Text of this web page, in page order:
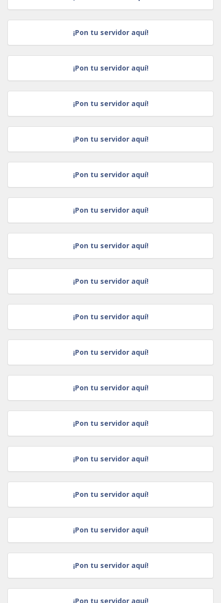
¡Pon tu servidor aquí!
¡Pon tu servidor aquí!
¡Pon tu servidor aquí!
¡Pon tu servidor aquí!
¡Pon tu servidor aquí!
¡Pon tu servidor aquí!
¡Pon tu servidor aquí!
¡Pon tu servidor aquí!
¡Pon tu servidor aquí!
¡Pon tu servidor aquí!
¡Pon tu servidor aquí!
¡Pon tu servidor aquí!
¡Pon tu servidor aquí!
¡Pon tu servidor aquí!
¡Pon tu servidor aquí!
¡Pon tu servidor aquí!
¡Pon tu servidor aquí!